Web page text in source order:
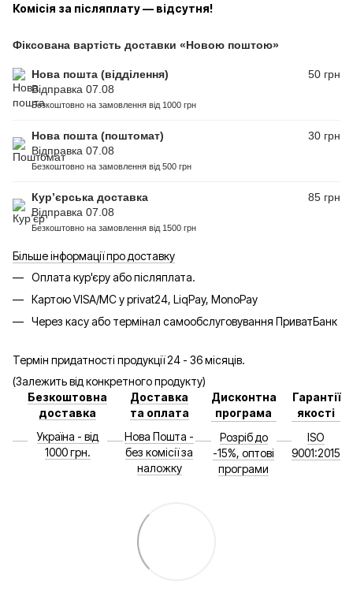
Комісія за післяплату — відсутня!
Фіксована вартість доставки «Новою поштою»
Нова пошта (відділення)
Відправка 07.08
Безкоштовно на замовлення від 1000 грн
50 грн
Нова пошта (поштомат)
Відправка 07.08
Безкоштовно на замовлення від 500 грн
30 грн
Кур’єрська доставка
Відправка 07.08
Безкоштовно на замовлення від 1500 грн
85 грн
Більше інформації про доставку
Оплата кур'єру або післяплата.
Картою VISA/MC у privat24, LiqPay, MonoPay
Через касу або термінал самообслуговування ПриватБанк
Термін придатності продукції 24 - 36 місяців.
(Залежить від конкретного продукту)
Безкоштовна
доставка
Україна - від
1000 грн.
Доставка
та оплата
Нова Пошта -
без комісії за
наложку
Дисконтна
програма
Розріб до
-15%, оптові
програми
Гарантії
якості
ISO
9001:2015